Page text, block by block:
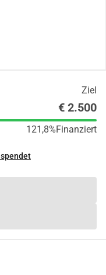
Ziel
€ 2.500
121,8%Finanziert